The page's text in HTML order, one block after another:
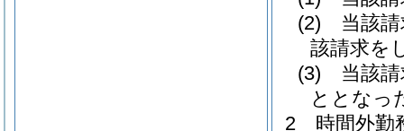
(2)
当該
該請求を
(3)
当該
ととなっ
2
時間外勤